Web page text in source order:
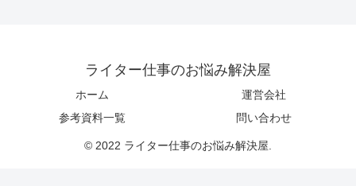
ライター仕事のお悩み解決屋
ホーム
運営会社
参考資料一覧
問い合わせ
© 2022 ライター仕事のお悩み解決屋.